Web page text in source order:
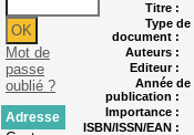
Titre :
Type de
document :
Auteurs :
Editeur :
Année de
publication :
Importance :
ISBN/ISSN/EAN :
Mot de
passe
oublié ?
Adresse